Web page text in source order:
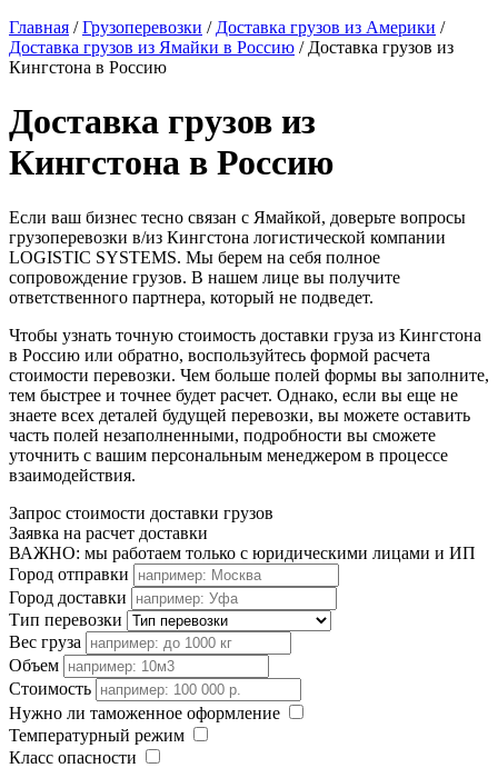
Главная /Грузоперевозки / Доставка грузов из Америки /
Доставка грузов из Ямайки в Россию / Доставка грузов из
Кингстона в Россию
Доставка грузов из
Кингстона в Россию
Если ваш бизнес тесно связан с Ямайкой, доверьте вопросы
грузоперевозки в/из Кингстона логистической компании
LOGISTIC SYSTEMS. Мы берем на себя полное
сопровождение грузов. В нашем лице вы получите
ответственного партнера, который не подведет.
Чтобы узнать точную стоимость доставки груза из Кингстона
в Россию или обратно, воспользуйтесь формой расчета
стоимости перевозки. Чем больше полей формы вы заполните,
тем быстрее и точнее будет расчет. Однако, если вы еще не
знаете всех деталей будущей перевозки, вы можете оставить
часть полей незаполненными, подробности вы сможете
уточнить с вашим персональным менеджером в процессе
взаимодействия.
Запрос стоимости доставки грузов
Заявка на расчет доставки
ВАЖНО: мы работаем только с юридическими лицами и ИП
Город отправки
Город доставки
Тип перевозки
Вес груза
Объем
Стоимость
Нужно ли таможенное оформление
Температурный режим
Класс опасности